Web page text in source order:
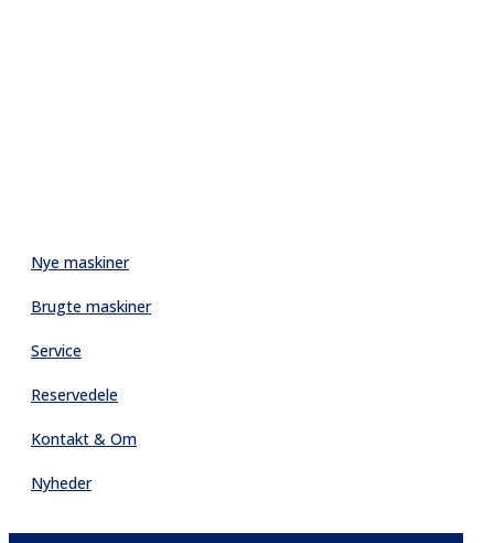
Nye maskiner
Brugte maskiner
Service
Reservedele
Kontakt & Om
Nyheder